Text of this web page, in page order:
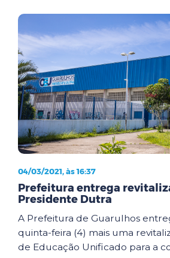
04/03/2021, às 16:37
Prefeitura entrega
Presidente Dutra
A Prefeitura de Guarulhos
quinta-feira (4) mais uma
de Educação Unificado para a